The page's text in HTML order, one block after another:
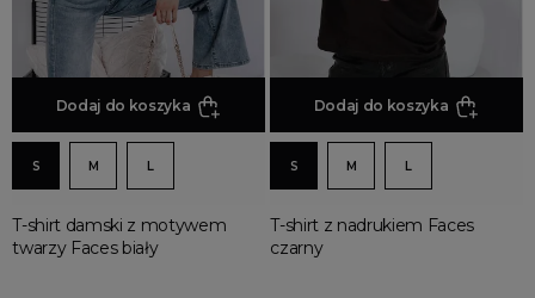
Dodaj do koszyka
S M L
T-shirt damski z motywem
twarzy Faces biały
Dodaj do koszyka
S M L
T-shirt z nadrukiem Faces
czarny